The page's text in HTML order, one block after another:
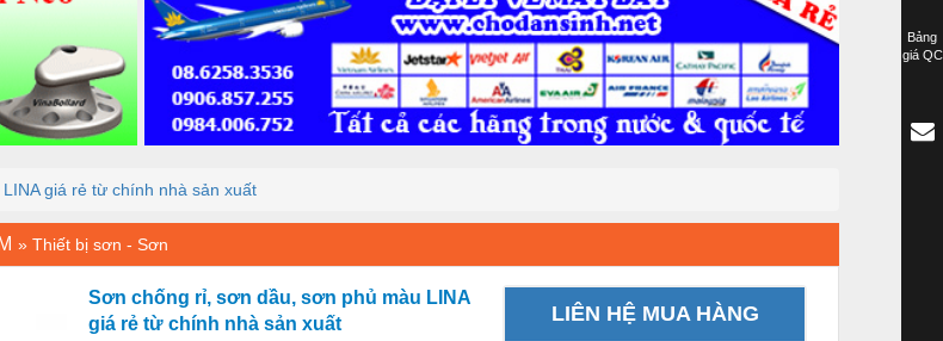
giá rẻ từ chính nhà sản xuất
» Thiết bị sơn - Sơn
Sơn chống rỉ, sơn dầu, sơn phủ màu LINA
giá rẻ từ chính nhà sản xuất
LIÊN HỆ MUA HÀNG
Bảng
giá QC